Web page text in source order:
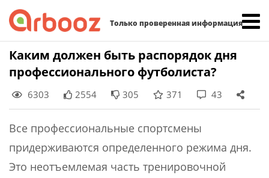
Только проверенная информация
Skip
content
Каким должен быть распорядок дня
профессионального футболиста?
6303 2554 305 371 43
Все профессиональные спортсмены
придерживаются определенного режима дня.
Это неотъемлемая часть тренировочной
Найти: